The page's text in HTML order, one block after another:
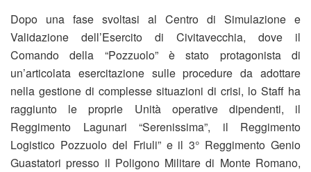
Dopo una fase svoltasi al Centro di Simulazione e
Validazione dell’Esercito di Civitavecchia, dove il
Comando della “Pozzuolo” è stato protagonista di
un’articolata esercitazione sulle procedure da adottare
nella gestione di complesse situazioni di crisi, lo Staff ha
raggiunto le proprie Unità operative dipendenti, il
Reggimento Lagunari “Serenissima”, il Reggimento
Logistico Pozzuolo del Friuli” e il 3° Reggimento Genio
Guastatori presso il Poligono Militare di Monte Romano,